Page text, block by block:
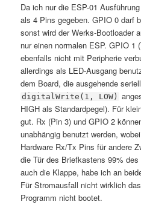
Da ich nur die ESP-01
als 4 Pins gegeben. GPIO 0 darf
sonst wird der Werks-Bootloader
nur einen normalen ESP. GPIO 1
ebenfalls nicht mit Peripherie
allerdings als LED-Ausgang
dem Board, die ausgehende
digitalWrite(1, LOW)
HIGH als Standardpegel). Für
gut. Rx (Pin 3) und GPIO 2
unabhängig benutzt werden,
Hardware Rx/Tx Pins für andere
die Tür des Briefkastens 99%
auch die Klappe, habe ich an
Für Stromausfall nicht wirklich
Programm nicht bootet.